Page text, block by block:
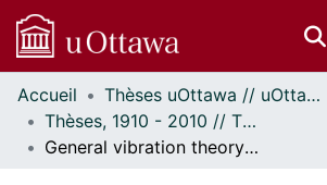
Communautés
et collections
Parcourir
Accueil
Thèses uOttawa // uOttawa Theses
Thèses, 1910 - 2010 // Theses, 1910 - 2010
General vibration theory of deep spherical sandwich shells.